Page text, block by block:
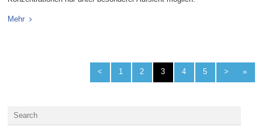
Mehr
< 1 2 3 4 5 > »